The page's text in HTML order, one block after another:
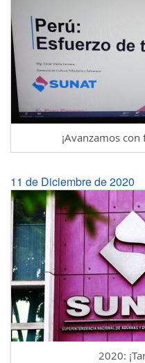
¡Avanzamos
11 de Diciembre de 2020
2020: